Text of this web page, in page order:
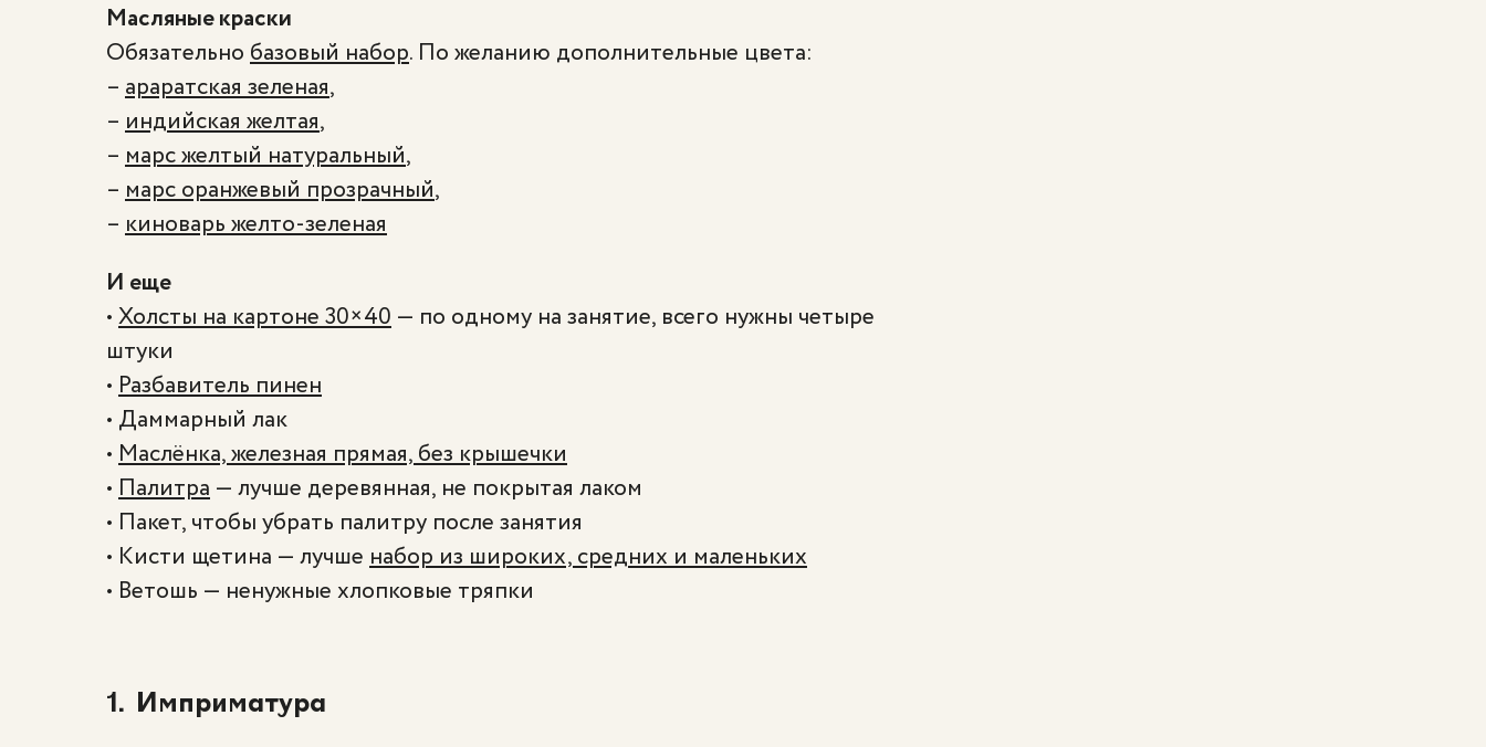
Масляные краски
Обязательнобазовый набор. По желанию дополнительные цвета:
–араратская зеленая,
–индийская желтая,
–марс желтый натуральный,
–марс оранжевый прозрачный,
–киноварь желто-зеленая
И еще
•Холсты на картоне 30×40— по одному на занятие, всего нужны четыре
штуки
•Разбавитель пинен
• Даммарный лак
•Маслёнка, железная прямая, без крышечки
•Палитра— лучше деревянная, не покрытая лаком
• Пакет, чтобы убрать палитру после занятия
• Кисти щетина — лучшенабор из широких, средних и маленьких
• Ветошь — ненужные хлопковые тряпки
1. Имприматура